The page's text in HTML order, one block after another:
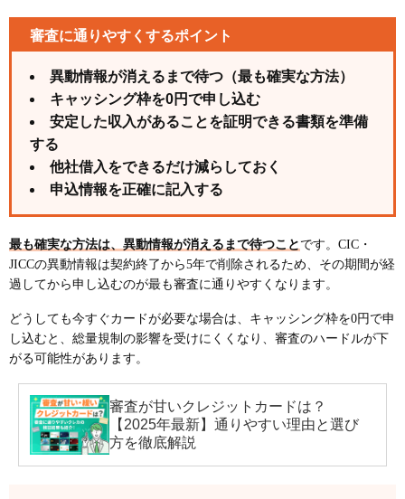
審査に通りやすくするポイント
異動情報が消えるまで待つ（最も確実な方法）
キャッシング枠を0円で申し込む
安定した収入があることを証明できる書類を準備
する
他社借入をできるだけ減らしておく
申込情報を正確に記入する
最も確実な方法は、異動情報が消えるまで待つこと です。CIC・
JICCの異動情報は契約終了から5年で削除されるため、その期間が経
過してから申し込むのが最も審査に通りやすくなります。
どうしても今すぐカードが必要な場合は、キャッシング枠を0円で申
し込むと、総量規制の影響を受けにくくなり、審査のハードルが下
がる可能性があります。
審査が甘いクレジットカードは？
【2025年最新】通りやすい理由と選び
方を徹底解説